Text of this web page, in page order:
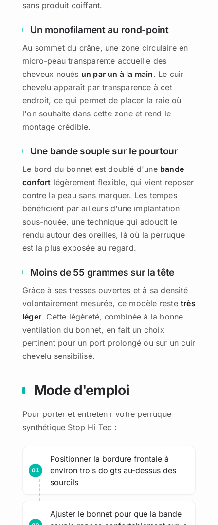
sans produit coiffant.
Un monofilament au rond-point
Au sommet du crâne, une zone circulaire en
micro-peau transparente accueille des
cheveux noués un par un à la main. Le cuir
chevelu apparaît par transparence à cet
endroit, ce qui permet de placer la raie où
l'on souhaite dans cette zone et rend le
montage crédible.
Une bande souple sur le pourtour
Le bord du bonnet est doublé d'une bande
confort légèrement flexible, qui vient reposer
contre la peau sans marquer. Les tempes
bénéficient par ailleurs d'une implantation
sous-nouée, une technique qui adoucit le
rendu autour des oreilles, là où la perruque
est la plus exposée au regard.
Moins de 55 grammes sur la tête
Grâce à ses tresses ouvertes et à sa densité
volontairement mesurée, ce modèle restetrès
léger. Cette légèreté, combinée à la bonne
ventilation du bonnet, en fait un choix
pertinent pour un port prolongé ou sur un cuir
chevelu sensibilisé.
Mode d'emploi
Pour porter et entretenir votre perruque
synthétique Stop Hi Tec :
Positionner la bordure frontale à
environ trois doigts au-dessus des
sourcils
Ajuster le bonnet pour que la bande